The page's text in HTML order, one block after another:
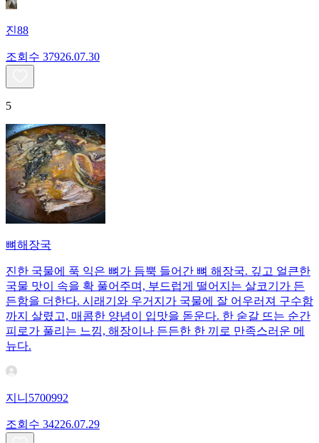
진88
조회수 37926.07.30
5
뼈해장국
진한 국물에 푹 익은 뼈가 듬뿍 들어간 뼈 해장국. 깊고 얼큰한
국물 맛이 속을 확 풀어주며, 부드럽게 떨어지는 살코기가 든
든함을 더한다. 시래기와 우거지가 국물에 잘 어우러져 구수함
까지 살렸고, 매콤한 양념이 입맛을 돋운다. 한 숟갈 뜨는 순간
피로가 풀리는 느낌, 해장이나 든든한 한 끼로 만족스러운 메
뉴다.
지니5700992
조회수 34226.07.29